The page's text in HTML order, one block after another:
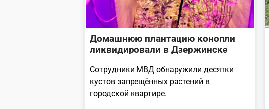
Домашнюю плантацию конопли
ликвидировали в Дзержинске
Сотрудники МВД обнаружили десятки
кустов запрещённых растений в
городской квартире.